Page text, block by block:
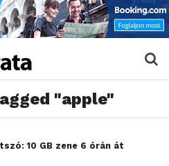
"apple"
10 GB zene 6 órán át